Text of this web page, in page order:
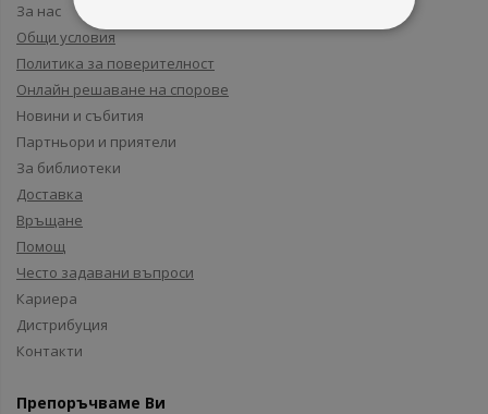
За нас
Общи условия
Политика за поверителност
Онлайн решаване на спорове
Новини и събития
Партньори и приятели
За библиотеки
Доставка
Връщане
Помощ
Често задавани въпроси
Кариера
Дистрибуция
Контакти
Препоръчваме Ви